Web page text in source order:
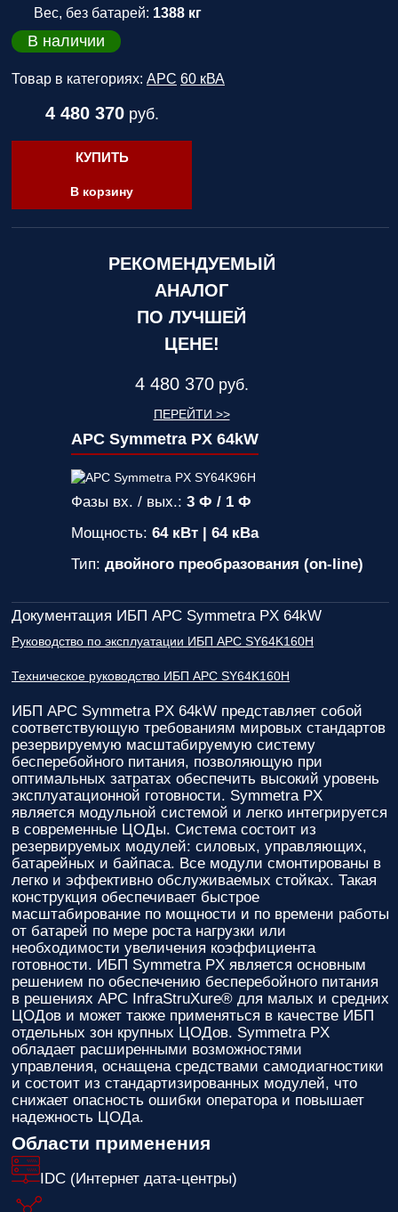
Вес, без батарей: 1388 кг
В наличии
Товар в категориях: APC 60 кВА
4 480 370руб.
КУПИТЬ
В корзину
РЕКОМЕНДУЕМЫЙ
АНАЛОГ
ПО ЛУЧШЕЙ
ЦЕНЕ!
4 480 370 руб.
ПЕРЕЙТИ >>
APC Symmetra PX 64kW
Фазы вх. / вых.:3 Ф / 1 Ф
Мощность:64 кВт | 64 кВа
Тип:двойного преобразования (on-line)
Документация ИБП APC Symmetra PX 64kW
Руководство по эксплуатации ИБП APC SY64K160H
Техническое руководство ИБП APC SY64K160H
ИБП APC Symmetra PX 64kW представляет собой
соответствующую требованиям мировых стандартов
резервируемую масштабируемую систему
бесперебойного питания, позволяющую при
оптимальных затратах обеспечить высокий уровень
эксплуатационной готовности. Symmetra PX
является модульной системой и легко интегрируется
в современные ЦОДы. Система состоит из
резервируемых модулей: силовых, управляющих,
батарейных и байпаса. Все модули смонтированы в
легко и эффективно обслуживаемых стойках. Такая
конструкция обеспечивает быстрое
масштабирование по мощности и по времени работы
от батарей по мере роста нагрузки или
необходимости увеличения коэффициента
готовности. ИБП Symmetra PX является основным
решением по обеспечению бесперебойного питания
в решениях APC InfraStruXure® для малых и средних
ЦОДов и может также применяться в качестве ИБП
отдельных зон крупных ЦОДов. Symmetra PX
обладает расширенными возможностями
управления, оснащена средствами самодиагностики
и состоит из стандартизированных модулей, что
снижает опасность ошибки оператора и повышает
надежность ЦОДа.
Области применения
IDC (Интернет дата-центры)